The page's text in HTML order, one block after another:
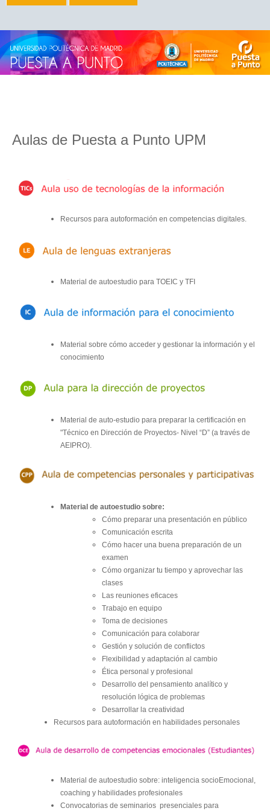
Jump
to
navigation
to
Aulas de Puesta a Punto UPM
Recursos para autoformación en competencias digitales.
Material de autoestudio para TOEIC y TFI
Material sobre cómo acceder y gestionar la información y el
conocimiento
Material de auto-estudio para preparar la certificación en
"Técnico en Dirección de Proyectos- Nivel “D” (a través de
AEIPRO).
Material de autoestudio sobre:
Cómo preparar una presentación en público
Comunicación escrita
Cómo hacer una buena preparación de un
examen
Cómo organizar tu tiempo y aprovechar las
clases
Las reuniones eficaces
Trabajo en equipo
Toma de decisiones
Comunicación para colaborar
Gestión y solución de conflictos
Flexibilidad y adaptación al cambio
Ética personal y profesional
Desarrollo del pensamiento analítico y
resolución lógica de problemas
Desarrollar la creatividad
Recursos para autoformación en habilidades personales
Material de autoestudio sobre: inteligencia socioEmocional,
coaching y habilidades profesionales
Convocatorias de seminarios presenciales para